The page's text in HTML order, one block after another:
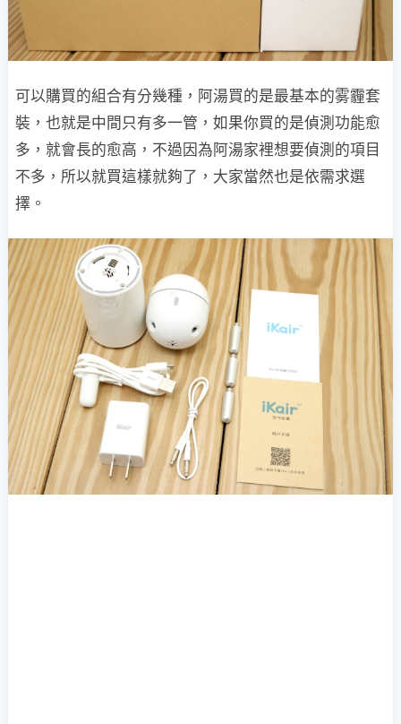
可以購買的組合有分幾種，阿湯買的是最基本的雾霾套
裝，也就是中間只有多一管，如果你買的是偵測功能愈
多，就會長的愈高，不過因為阿湯家裡想要偵測的項目
不多，所以就買這樣就夠了，大家當然也是依需求選
擇。